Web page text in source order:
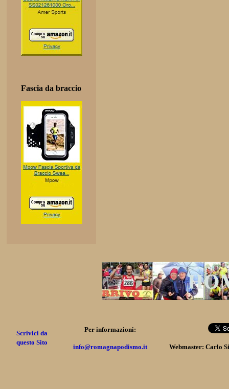
Fascia da braccio
Scrivici da
questo Sito
Per informazioni:
info@romagnapodismo.it Webmaster: Carlo